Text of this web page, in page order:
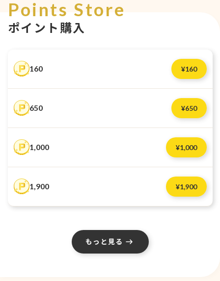
Points Store
ポイント購入
160 ¥160
650 ¥650
1,000 ¥1,000
1,900 ¥1,900
もっと見る